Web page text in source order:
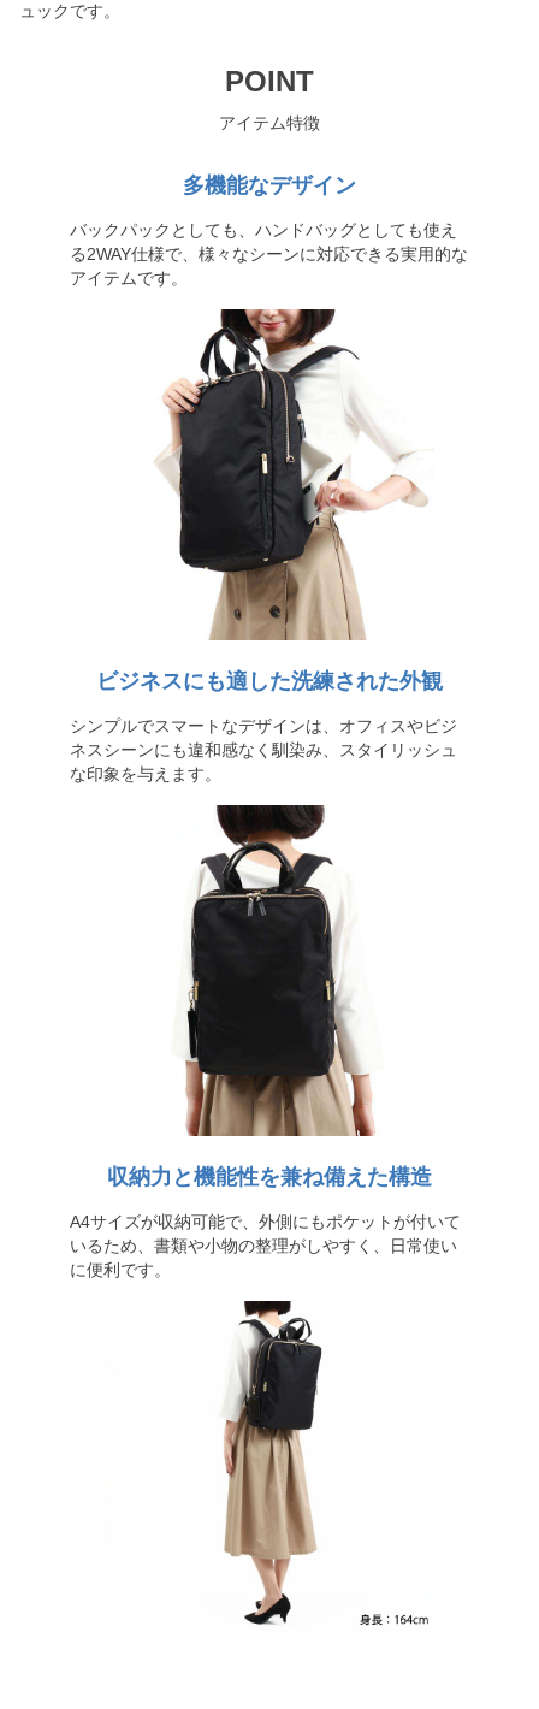
ュックです。
POINT
アイテム特徴
多機能なデザイン
バックパックとしても、ハンドバッグとしても使え
る2WAY仕様で、様々なシーンに対応できる実用的な
アイテムです。
ビジネスにも適した洗練された外観
シンプルでスマートなデザインは、オフィスやビジ
ネスシーンにも違和感なく馴染み、スタイリッシュ
な印象を与えます。
収納力と機能性を兼ね備えた構造
A4サイズが収納可能で、外側にもポケットが付いて
いるため、書類や小物の整理がしやすく、日常使い
に便利です。